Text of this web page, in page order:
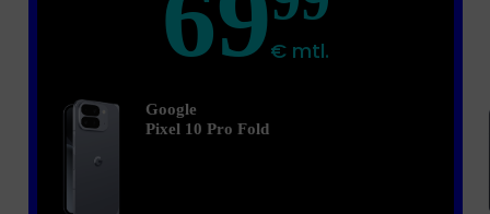
€ mtl.
Google
Pixel 10 Pro Fold